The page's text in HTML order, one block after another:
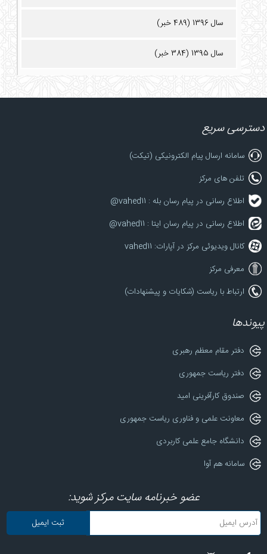
سال 1396 (489 خبر)
سال 1395 (384 خبر)
دسترسی سریع
سامانه ارسال پیام الکترونیکی (تیکت)
تلفن های مرکز
اطلاع رسانی در پیام رسان بله : vahed11@
اطلاع رسانی در پیام رسان ایتا : vahed11@
کانال ویدیوئی مرکز در آپارات: vahed11
معرفی مرکز
ارتباط با ریاست (شکایات و پیشنهادات)
پیوندها
دفتر مقام معظم رهبری
دفتر ریاست جمهوری
صندوق کارآفرینی امید
معاونت علمی و فناوری ریاست جمهوری
دانشگاه جامع علمی کاربردی
سامانه هم آوا
عضو خبرنامه سایت مرکز شوید: